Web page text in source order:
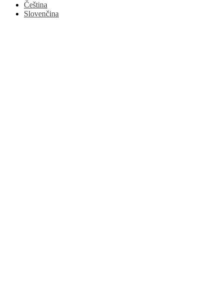
Čeština
Slovenčina